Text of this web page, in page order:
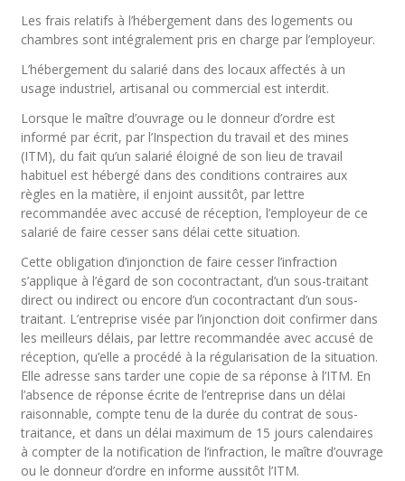
Les frais relatifs à l’hébergement dans des logements ou
chambres sont intégralement pris en charge par l’employeur.
L’hébergement du salarié dans des locaux affectés à un
usage industriel, artisanal ou commercial est interdit.
Lorsque le maître d’ouvrage ou le donneur d’ordre est
informé par écrit, par l’Inspection du travail et des mines
(ITM), du fait qu’un salarié éloigné de son lieu de travail
habituel est hébergé dans des conditions contraires aux
règles en la matière, il enjoint aussitôt, par lettre
recommandée avec accusé de réception, l’employeur de ce
salarié de faire cesser sans délai cette situation.
Cette obligation d’injonction de faire cesser l’infraction
s’applique à l’égard de son cocontractant, d’un sous-traitant
direct ou indirect ou encore d’un cocontractant d’un sous-
traitant. L’entreprise visée par l’injonction doit confirmer dans
les meilleurs délais, par lettre recommandée avec accusé de
réception, qu’elle a procédé à la régularisation de la situation.
Elle adresse sans tarder une copie de sa réponse à l’ITM. En
l’absence de réponse écrite de l’entreprise dans un délai
raisonnable, compte tenu de la durée du contrat de sous-
traitance, et dans un délai maximum de 15 jours calendaires
à compter de la notification de l’infraction, le maître d’ouvrage
ou le donneur d’ordre en informe aussitôt l’ITM.